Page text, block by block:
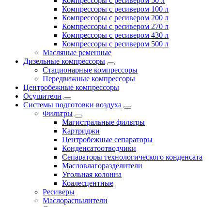
Компрессоры с ресивером 100 л
Компрессоры с ресивером 200 л
Компрессоры с ресивером 270 л
Компрессоры с ресивером 430 л
Компрессоры с ресивером 500 л
Масляные ременные
Дизельные компрессоры
Стационарные компрессоры
Передвижные компрессоры
Центробежные компрессоры
Осушители
Системы подготовки воздуха
Фильтры
Магистральные фильтры
Картриджи
Центробежные сепараторы
Конденсатоотводчики
Сепараторы технологического конденсата
Масловлагоразделители
Угольная колонна
Коалесцентные
Ресиверы
Маслораспылители